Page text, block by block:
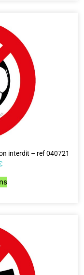
interdit – ref 040721